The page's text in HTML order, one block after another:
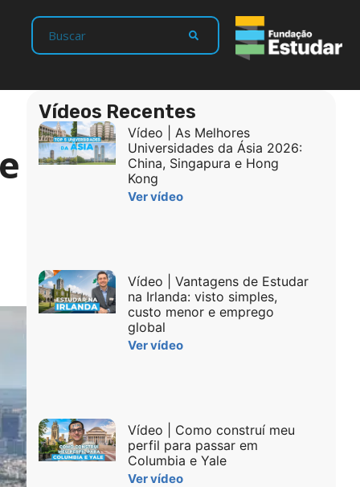
Vídeos Recentes
Vídeo | As Melhores
Universidades da Ásia 2026:
China, Singapura e Hong
Kong
Ver vídeo
Vídeo | Vantagens de Estudar
na Irlanda: visto simples,
custo menor e emprego
global
Ver vídeo
Vídeo | Como construí meu
perfil para passar em
Columbia e Yale
Ver vídeo